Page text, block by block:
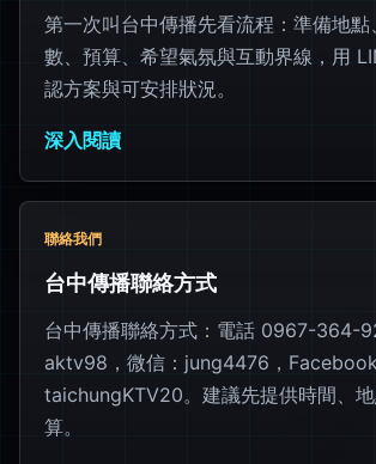
第一次叫台中傳播先看流程：準備地點
數、預算、希望氣氛與互動界線，用
認方案與可安排狀況。
深入閱讀
聯絡我們
台中傳播聯絡方式
台中傳播聯絡方式：電話 0967-364-
aktv98，微信：jung4476，Facebook
taichungKTV20。建議先提供時間、
算。